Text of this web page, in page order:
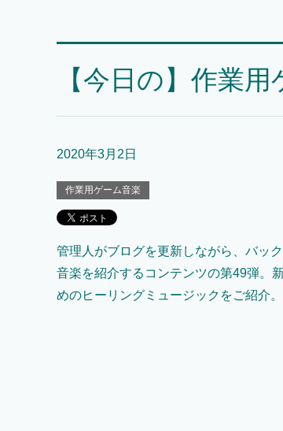
【今日の】作業
2020年3月2日
作業用ゲーム音楽
管理人がブログを更新しながら、バッ
音楽を紹介するコンテンツの第49弾。
めのヒーリングミュージックをご紹介